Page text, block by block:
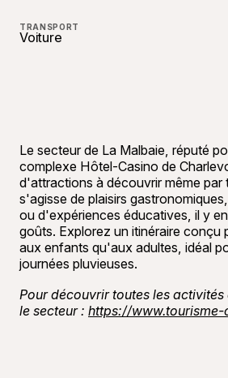
TRANSPORT
Voiture
Le secteur de La Malbaie, réputé
complexe Hôtel-Casino de
d'attractions à découvrir même par
s'agisse de plaisirs
ou d'expériences éducatives, il y
goûts. Explorez un itinéraire conçu
aux enfants qu'aux adultes, idéal
journées pluvieuses.
Pour découvrir toutes les
le secteur : https://www.tourisme-